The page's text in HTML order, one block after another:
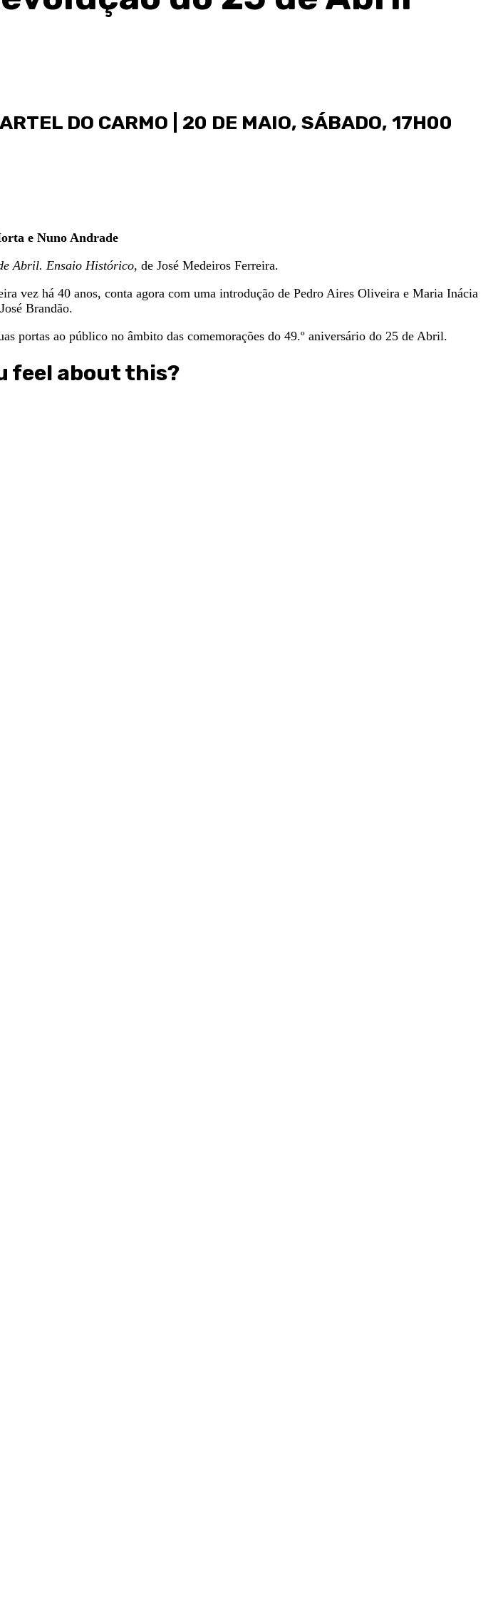
DO CARMO | 20 DE MAIO, SÁBADO, 17H00
e Nuno Andrade
Abril. Ensaio Histórico, de José Medeiros Ferreira.
vez há 40 anos, conta agora com uma introdução de Pedro Aires Oliveira e Maria Inácia
Brandão.
portas ao público no âmbito das comemorações do 49.º aniversário do 25 de Abril.
feel about this?